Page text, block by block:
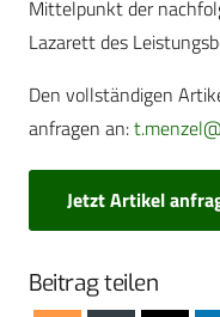
Mittelpunkt der
Lazarett des
Den vollständigen
anfragen an:
Jetzt Artikel
Beitrag teilen